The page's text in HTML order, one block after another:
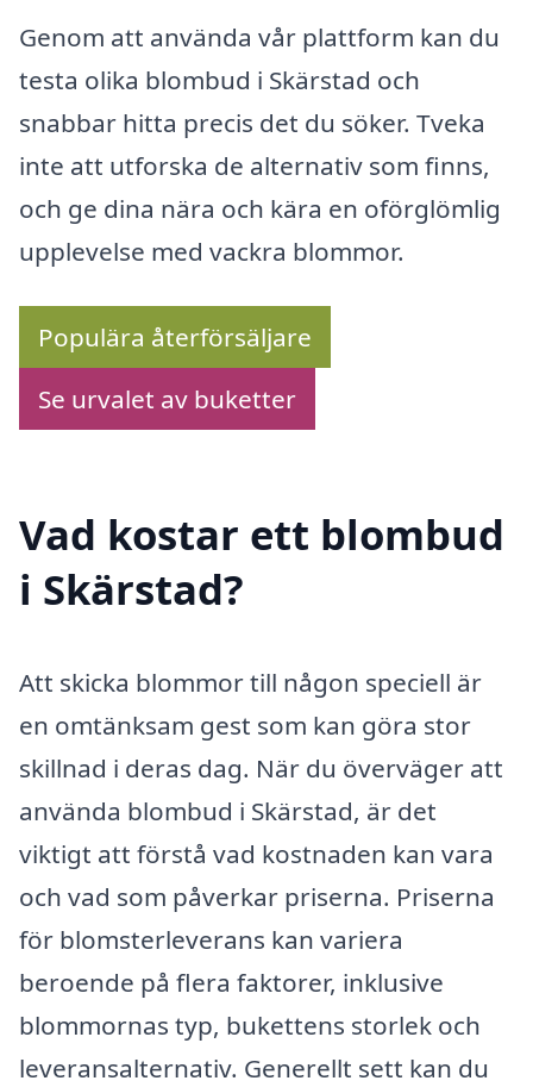
Genom att använda vår plattform kan du
testa olika blombud i Skärstad och
snabbar hitta precis det du söker. Tveka
inte att utforska de alternativ som finns,
och ge dina nära och kära en oförglömlig
upplevelse med vackra blommor.
Populära återförsäljare
Se urvalet av buketter
Vad kostar ett blombud
i Skärstad?
Att skicka blommor till någon speciell är
en omtänksam gest som kan göra stor
skillnad i deras dag. När du överväger att
använda blombud i Skärstad, är det
viktigt att förstå vad kostnaden kan vara
och vad som påverkar priserna. Priserna
för blomsterleverans kan variera
beroende på flera faktorer, inklusive
blommornas typ, bukettens storlek och
leveransalternativ. Generellt sett kan du